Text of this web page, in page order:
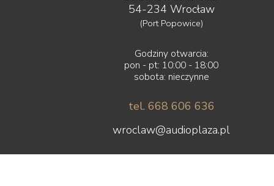
54-234 Wrocław
(Port Popowice)
Godziny otwarcia:
pon - pt: 10:00 - 18:00
sobota: nieczynne
tel. 668 606 636
wroclaw@audioplaza.pl